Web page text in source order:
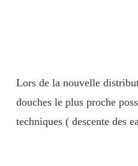
Lors de la nouvelle
douches le plus proche
techniques ( descente des